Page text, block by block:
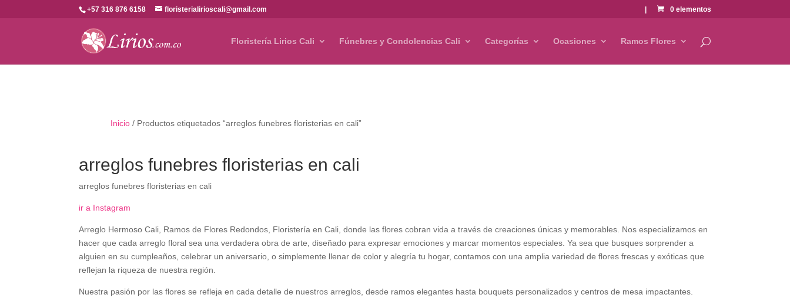
+57 316 876 6158 floristerialirioscali@gmail.com 0 elementos
Floristería Lirios Cali Fúnebres y Condolencias Cali Categorías Ocasiones Ramos Flores
Inicio / Productos etiquetados “arreglos funebres floristerias en cali”
arreglos funebres floristerias en cali
arreglos funebres floristerias en cali
ir a Instagram
Arreglo Hermoso Cali, Ramos de Flores Redondos, Floristería en Cali, donde las flores cobran vida a través de creaciones únicas y memorables. Nos especializamos en
hacer que cada arreglo floral sea una verdadera obra de arte, diseñado para expresar emociones y marcar momentos especiales. Ya sea que busques sorprender a
alguien en su cumpleaños, celebrar un aniversario, o simplemente llenar de color y alegría tu hogar, contamos con una amplia variedad de flores frescas y exóticas que
reflejan la riqueza de nuestra región.
Nuestra pasión por las flores se refleja en cada detalle de nuestros arreglos, desde ramos elegantes hasta bouquets personalizados y centros de mesa impactantes.